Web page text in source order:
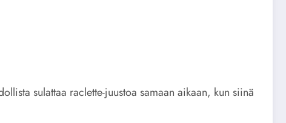
sulattaa raclette-juustoa samaan aikaan, kun siinä